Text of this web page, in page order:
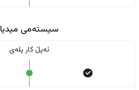
سیستەمی میدیا
ئەپڵ کار پلەی